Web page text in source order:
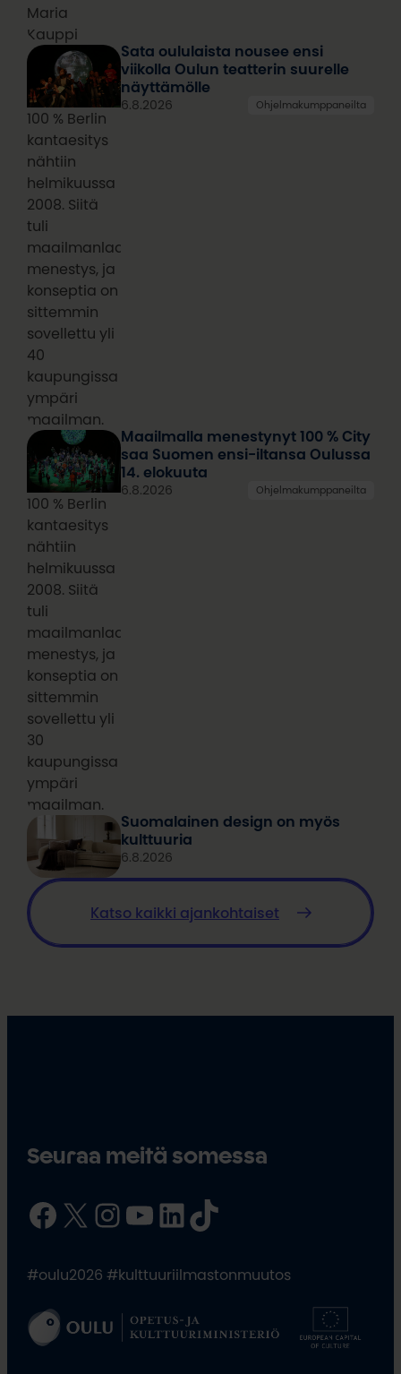
Maria
Kauppi
100 % Berlin
kantaesitys
nähtiin
helmikuussa
2008. Siitä
tuli
maailmanlaajuinen
menestys, ja
konseptia on
sittemmin
sovellettu yli
40
kaupungissa
ympäri
maailman.
Sata oululaista nousee ensi
viikolla Oulun teatterin suurelle
näyttämölle
6.8.2026 Ohjelmakumppaneilta
100 % Berlin
kantaesitys
nähtiin
helmikuussa
2008. Siitä
tuli
maailmanlaajuinen
menestys, ja
konseptia on
sittemmin
sovellettu yli
30
kaupungissa
ympäri
maailman.
Maailmalla menestynyt 100 % City
saa Suomen ensi-iltansa Oulussa
14. elokuuta
6.8.2026 Ohjelmakumppaneilta
Suomalainen design on myös
kulttuuria
6.8.2026
Katso kaikki ajankohtaiset
Seuraa meitä somessa
Facebook X InstagramYouTube LinkedIn TikTok
#oulu2026 #kulttuuriilmastonmuutos